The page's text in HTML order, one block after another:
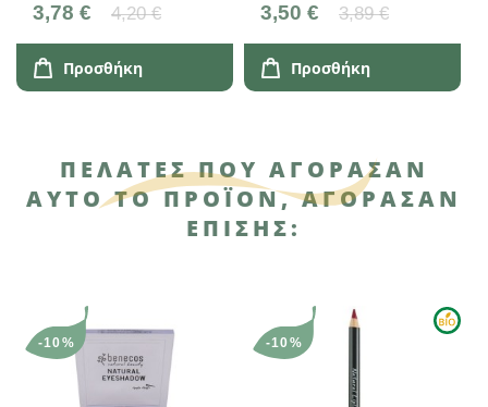
3,78 € 4,20 €
Προσθήκη
3,50 € 3,89 €
Προσθήκη
ΠΕΛΆΤΕΣ ΠΟΥ ΑΓΌΡΑΣΑΝ
ΑΥΤΌ ΤΟ ΠΡΟΪΌΝ, ΑΓΌΡΑΣΑΝ
ΕΠΊΣΗΣ:
-10% -10%